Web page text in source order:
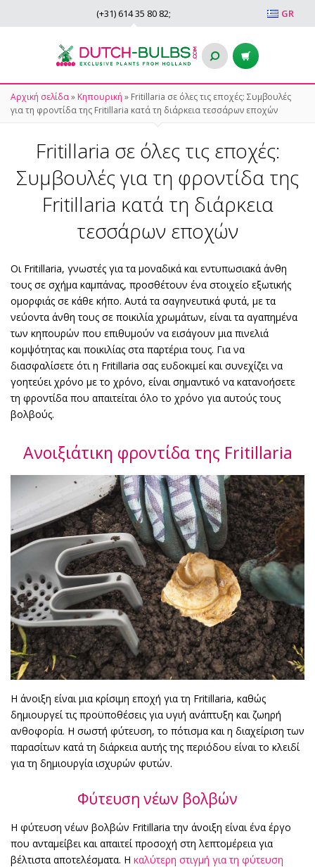
GR
(+31) 614 35 80 82;
Αρχική σελίδα» Κηπουρική » Fritillaria σε όλες τις εποχές: Συμβουλές
για τη φροντίδα της Fritillaria κατά τη διάρκεια τεσσάρων εποχών
Fritillaria σε όλες τις εποχές:
Συμβουλές για τη φροντίδα της
Fritillaria κατά τη διάρκεια
τεσσάρων εποχών
Οι Fritillaria, γνωστές για τα μοναδικά και εντυπωσιακά άνθη
τους σε σχήμα καμπάνας, προσθέτουν ένα στοιχείο εξωτικής
ομορφιάς σε κάθε κήπο. Αυτά τα σαγηνευτικά φυτά, με τα
νεύοντα άνθη τους σε ποικιλία χρωμάτων, είναι τα αγαπημένα
των κηπουρών που επιθυμούν να εισάγουν μια πινελιά
κομψότητας και ποικιλίας στα παρτέρια τους. Για να
διασφαλίσετε ότι η Fritillaria σας ευδοκιμεί και συνεχίζει να
γοητεύει χρόνο με το χρόνο, είναι σημαντικό να κατανοήσετε
τη φροντίδα που απαιτείται όλο το χρόνο για αυτούς τους
βολβούς.
Ανοιξιάτικη φροντίδα της Fritillaria
Η άνοιξη είναι μια κρίσιμη εποχή για τη Fritillaria, καθώς
δημιουργεί τις προϋποθέσεις για υγιή ανάπτυξη και ζωηρή
ανθοφορία. Η σωστή φύτευση, το πότισμα και η διαχείριση των
παρασίτων κατά τη διάρκεια αυτής της περιόδου είναι το κλειδί
για τη δημιουργία ισχυρών φυτών.
Φύτευση νέων βολβών
Η φύτευση νέων βολβών Fritillaria την άνοιξη είναι ένα έργο
που ανταμείβει και απαιτεί προσοχή στη λεπτομέρεια για
βέλτιστα αποτελέσματα. Η καλύτερη στιγμή για τη φύτευση